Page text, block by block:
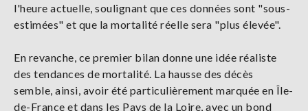
l'heure actuelle, soulignant que ces données sont "sous-
estimées" et que la mortalité réelle sera "plus élevée".
En revanche, ce premier bilan donne une idée réaliste
des tendances de mortalité. La hausse des décès
semble, ainsi, avoir été particulièrement marquée en Île-
de-France et dans les Pays de la Loire, avec un bond